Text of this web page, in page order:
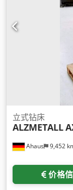
Ahaus 9,452
立式钻床
ALZMETALL
价格